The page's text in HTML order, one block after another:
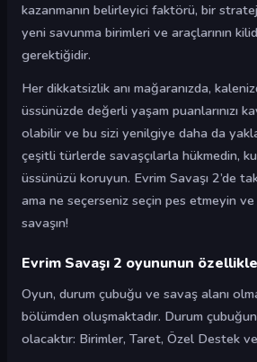
kazanmanın belirleyici faktörü, bir
yeni savunma birimleri ve araçlarının
gerektiğidir.
Her dikkatsizlik anı mağaranızda,
üssünüzde değerli yaşam puanlarınızı
olabilir ve bu sizi yenilgiye daha da
çeşitli türlerde savaşçılarla hükmedin,
üssünüzü koruyun. Evrim Savaşı 2’de
ama ne seçerseniz seçin pes etmeyin
savaşın!
Evrim Savaşı 2 oyununun
Oyun, durum çubuğu ve savaş alanı
bölümden oluşmaktadır. Durum
olacaktır: Birimler, Taret, Özel Destek